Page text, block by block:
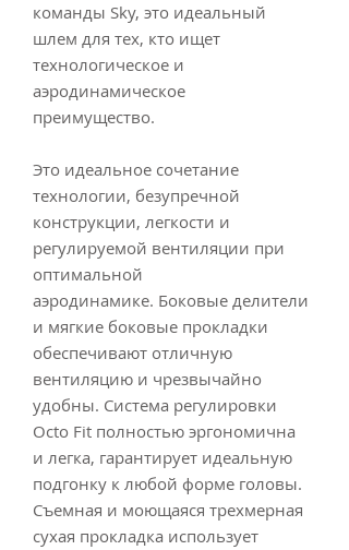
команды Sky, это идеальный
шлем для тех, кто ищет
технологическое и
аэродинамическое
преимущество.
Это идеальное сочетание
технологии, безупречной
конструкции, легкости и
регулируемой вентиляции при
оптимальной
аэродинамике. Боковые делители
и мягкие боковые прокладки
обеспечивают отличную
вентиляцию и чрезвычайно
удобны. Система регулировки
Octo Fit полностью эргономична
и легка, гарантирует идеальную
подгонку к любой форме головы.
Съемная и моющаяся трехмерная
сухая прокладка использует